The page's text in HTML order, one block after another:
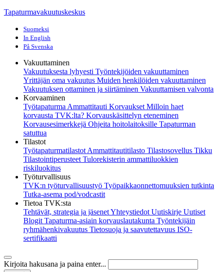
Tapaturmavakuutuskeskus
Suomeksi
In English
På Svenska
Vakuuttaminen
Vakuutuksesta lyhyesti Työntekijöiden vakuuttaminen
Yrittäjän oma vakuutus Muiden henkilöiden vakuuttaminen
Vakuutuksen ottaminen ja siirtäminen Vakuuttamisen valvonta
Korvaaminen
Työtapaturma Ammattitauti Korvaukset Milloin haet
korvausta TVK:lta? Korvauskäsittelyn eteneminen
Korvausesimerkkejä Ohjeita hoitolaitoksille Tapaturman
satuttua
Tilastot
Työtapaturmatilastot Ammattitautitilasto Tilastosovellus Tikku
Tilastointiperusteet Tulorekisterin ammattiluokkien
riskiluokitus
Työturvallisuus
TVK:n työturvallisuustyö Työpaikkaonnettomuuksien tutkinta
Tutka-asema pod/vodcastit
Tietoa TVK:sta
Tehtävät, strategia ja jäsenetYhteystiedot Uutiskirje Uutiset
Blogit Tapaturma-asiain korvauslautakunta Työntekijäin
ryhmähenkivakuutus Tietosuoja ja saavutettavuus ISO-
sertifikaatti
Kirjoita hakusana ja paina enter...